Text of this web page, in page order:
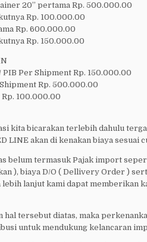
20’’ pertama Rp. 500.000.00
Rp. 100.000.00
Rp. 600.000.00
Rp. 150.000.00
Per Shipment Rp. 150.000.00
Rp. 500.000.00
100.000.00
kita bicarakan terlebih dahulu
LINE akan di kenakan biaya sesuai
belum termasuk Pajak import
), biaya D/O ( Dellivery Order )
lanjut kami dapat memberikan
hal tersebut diatas, maka
untuk mendukung kelancaran